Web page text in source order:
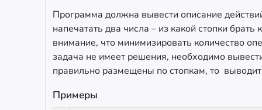
Программа должна вывести описание
напечатать два числа – из какой стопки
внимание, что минимизировать количество
задача не имеет решения, необходимо
правильно размещены по стопкам, то
Примеры